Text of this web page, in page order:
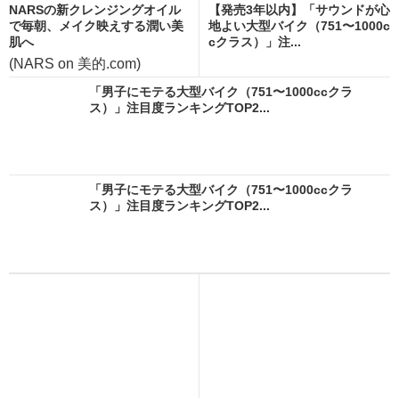
NARSの新クレンジングオイル
で毎朝、メイク映えする潤い美
肌へ
(NARS on 美的.com)
【発売3年以内】「サウンドが心
地よい大型バイク（751〜1000c
cクラス）」注...
「男子にモテる大型バイク（751〜1000ccクラ
ス）」注目度ランキングTOP2...
「男子にモテる大型バイク（751〜1000ccクラ
ス）」注目度ランキングTOP2...